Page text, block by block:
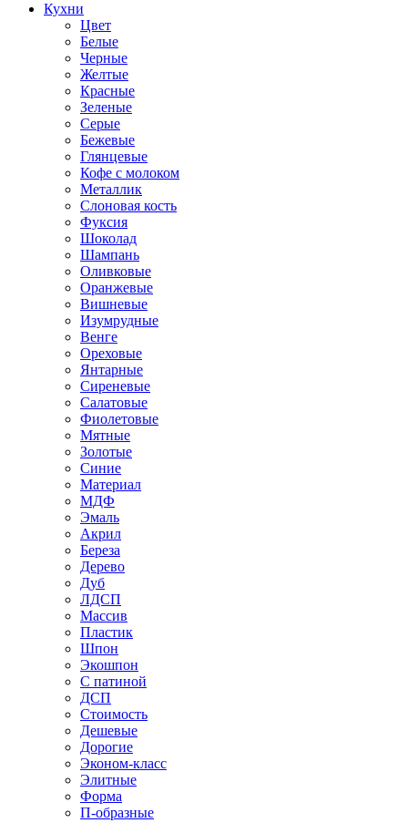
Кухни
Цвет
Белые
Черные
Желтые
Красные
Зеленые
Серые
Бежевые
Глянцевые
Кофе с молоком
Металлик
Слоновая кость
Фуксия
Шоколад
Шампань
Оливковые
Оранжевые
Вишневые
Изумрудные
Венге
Ореховые
Янтарные
Сиреневые
Салатовые
Фиолетовые
Мятные
Золотые
Синие
Материал
МДФ
Эмаль
Акрил
Береза
Дерево
Дуб
ЛДСП
Массив
Пластик
Шпон
Экошпон
С патиной
ДСП
Стоимость
Дешевые
Дорогие
Эконом-класс
Элитные
Форма
П-образные